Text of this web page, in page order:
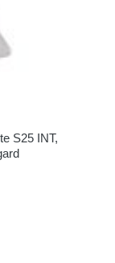
S25 INT,